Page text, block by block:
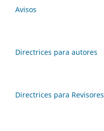
Avisos
Directrices para autores
Directrices para Revisores